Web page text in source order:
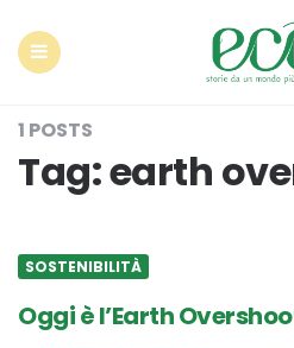
1 POSTS
Tag:earth
SOSTENIBILITÀ
Oggi è l’Earth